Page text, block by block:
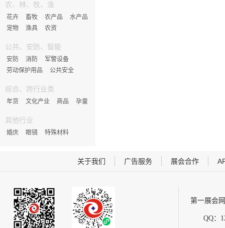
农、林、牧、渔
花卉 畜牧 农产品
水产品
宠物
渔具 农资
公共、安防、智能
安防 消防
军警设备
劳动保护用品
公共安全
综合、跨行业类
年货 文化产业 商品 孕童
其他行业
婚庆 眼镜 特殊材料
关于我们 广告服务 展会合作
第一展会
QQ：